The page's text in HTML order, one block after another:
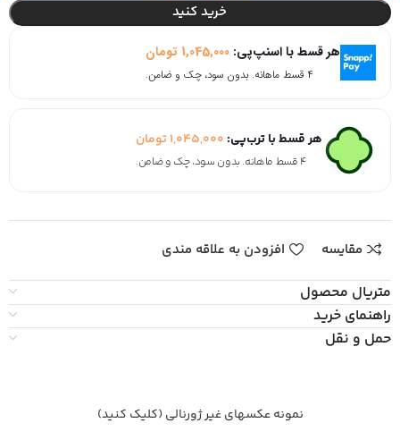
خرید کنید
هر قسط با اسنپ‌پی:1,045,000 تومان
۴ قسط ماهانه. بدون سود، چک و ضامن.
هر قسط با ترب‌پی: 1,045,000تومان
۴ قسط ماهانه. بدون سود، چک و ضامن.
مقایسه افزودن به علاقه مندی
متریال محصول
راهنمای خرید
حمل و نقل
نمونه عکسهای غیر ژورنالی (کلیک کنید)